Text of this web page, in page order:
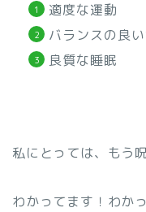
適度な運動
バランスの良
良質な睡眠
私にとっては、もう
わかってます！わか